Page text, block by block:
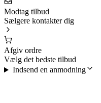
Modtag tilbud
Sælgere kontakter dig
Afgiv ordre
Vælg det bedste tilbud
Indsend en anmodning